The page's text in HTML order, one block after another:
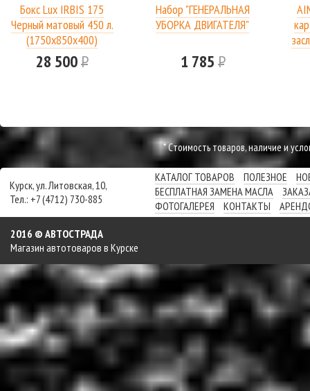
Бокс Lux IRBIS 175
Черный матовый 450 л.
(1750х850х400)
28 500Р
Набор "ГЕНЕРАЛЬНАЯ
УБОРКА ДВИГАТЕЛЯ"
1 785Р
* Cтоимость товаров, наличие и
Курск, ул. Литовская, 10,
Тел.: +7 (4712) 730-885
КАТАЛОГ ТОВАРОВ ПОЛЕЗНОЕ
БЕСПЛАТНАЯ ЗАМЕНА МАСЛА
ФОТОГАЛЕРЕЯ
КОНТАКТЫ
2016 © АВТОСТРАДА
Магазин автотоваров в Курске